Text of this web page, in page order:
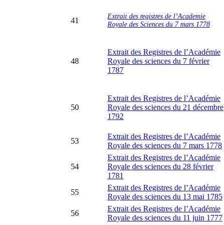
41
Extrait des registres de l’Academie
Royale des Sciences du 7 mars 1778
48
Extrait des Registres de l’Académie
Royale des sciences du 7 février
1787
50
Extrait des Registres de l’Académie
Royale des sciences du 21 décembre
1792
53
Extrait des Registres de l’Académie
Royale des sciences du 7 mars 1778
54
Extrait des Registres de l’Académie
Royale des sciences du 28 février
1781
55
Extrait des Registres de l’Académie
Royale des sciences du 13 mai 1785
56
Extrait des Registres de l’Académie
Royale des sciences du 11 juin 1777